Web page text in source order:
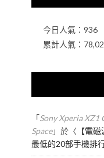
今日人氣： 936
累計人氣：
「Sony Xperia XZ1
Space」於〈 【電
最低的20部手機排